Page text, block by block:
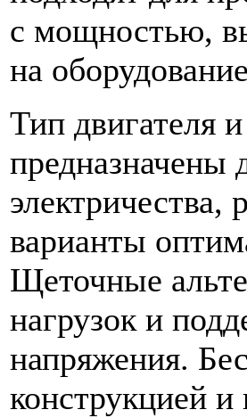
с мощностью,
на
Тип двигателя
предназначены
варианты
Щеточные
нагрузок и
напряжения.
конструкцией